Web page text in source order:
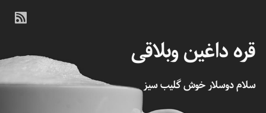
قره داغین وبلاقی
سلام دوسلار خوش گلیب سیز